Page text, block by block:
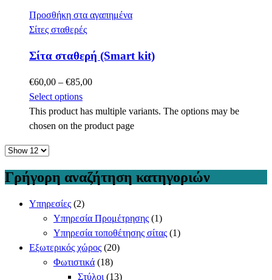
Προσθήκη στα αγαπημένα
Σίτες σταθερές
Σίτα σταθερή (Smart kit)
€60,00 – €85,00
Select options
This product has multiple variants. The options may be
chosen on the product page
Γρήγορη αναζήτηση κατηγοριών
Υπηρεσίες (2)
Υπηρεσία Προμέτρησης (1)
Υπηρεσία τοποθέτησης σίτας (1)
Εξωτερικός χώρος (20)
Φωτιστικά (18)
Στύλοι (13)